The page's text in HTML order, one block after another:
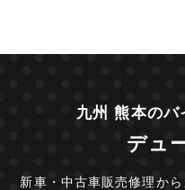
九州 熊本のバ
デュ
新車・中古車販売修理か